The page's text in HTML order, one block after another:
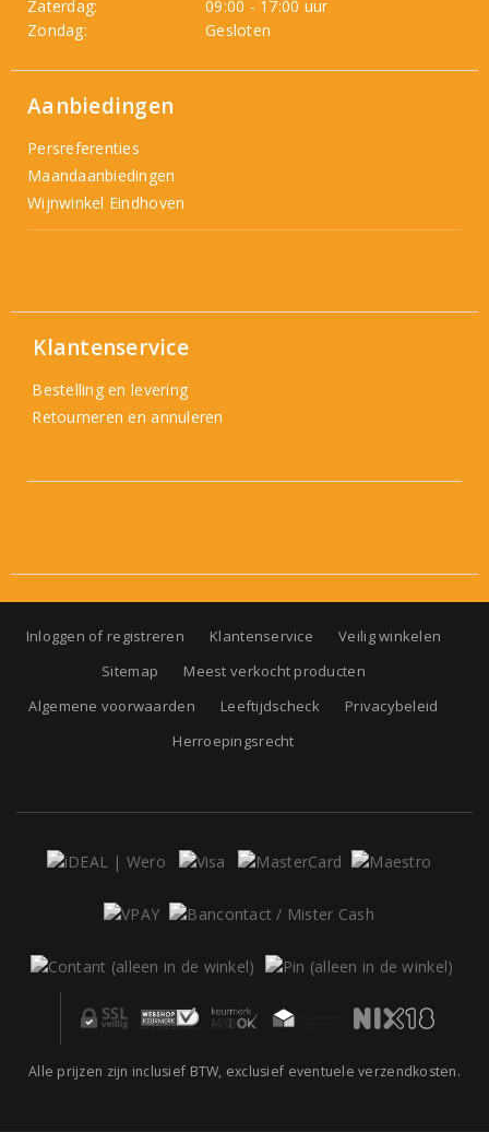
Zaterdag:
09:00 - 17:00 uur
Zondag:
Gesloten
Aanbiedingen
Persreferenties
Maandaanbiedingen
Wijnwinkel Eindhoven
Klantenservice
Bestelling en levering
Retourneren en annuleren
Inloggen of registreren Klantenservice
Veilig winkelen
Sitemap
Meest verkocht producten
Algemene voorwaarden
Leeftijdscheck
Privacybeleid
Herroepingsrecht
Alle prijzen zijn inclusief BTW, exclusief eventuele verzendkosten.